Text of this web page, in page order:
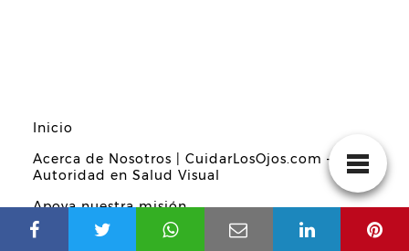
Inicio
Acerca de Nosotros | CuidarLosOjos.com –
Autoridad en Salud Visual
Apoya nuestra misión
Diccionario de la Salud Visual